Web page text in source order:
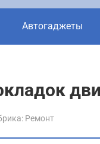
Автогаджеты
Ремонт